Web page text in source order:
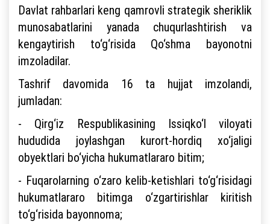
Davlat rahbarlari keng qamrovli strategik sheriklik
munosabatlarini yanada chuqurlashtirish va
kengaytirish to‘g‘risida Qo‘shma bayonotni
imzoladilar.
Tashrif davomida 16 ta hujjat imzolandi,
jumladan:
- Qirg‘iz Respublikasining Issiqko‘l viloyati
hududida joylashgan kurort-hordiq xo‘jaligi
obyektlari bo‘yicha hukumatlararo bitim;
- Fuqarolarning o‘zaro kelib-ketishlari to‘g‘risidagi
hukumatlararo bitimga o‘zgartirishlar kiritish
to‘g‘risida bayonnoma;